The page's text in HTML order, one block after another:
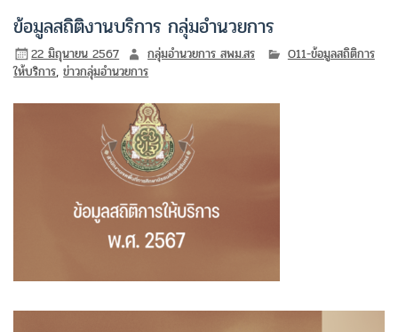
ข้อมูลสถิติงานบริการ กลุ่มอำนวยการ
22 มิถุนายน 2567 กลุ่มอำนวยการ สพม.สร
O11-ข้อมูลสถิติการ
ให้บริการ,ข่าวกลุ่มอำนวยการ